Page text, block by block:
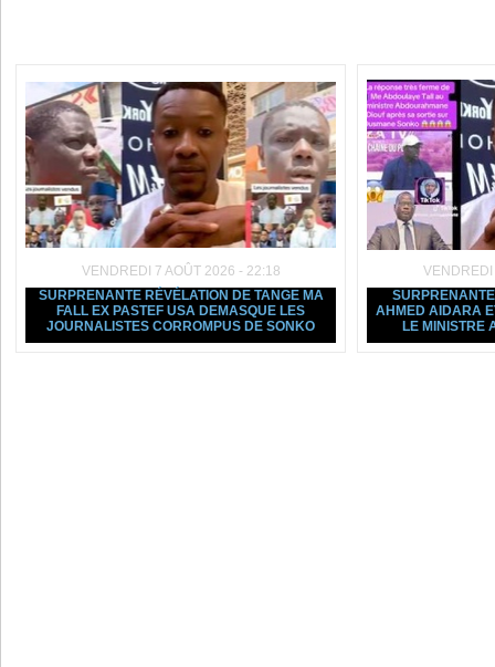
VENDREDI 7 AOÛT 2026 - 22:18
SURPRENANTE RÉVÉLATION DE TANGE MA
FALL EX PASTEF USA DEMASQUE LES
JOURNALISTES CORROMPUS DE SONKO
AHMED AIDARA
LE MINISTRE